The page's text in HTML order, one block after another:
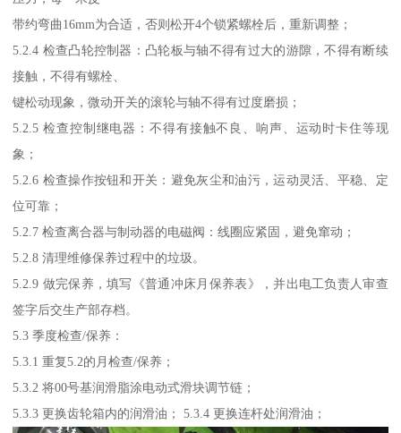
带约弯曲16mm为合适，否则松开4个锁紧螺栓后，重新调整；
5.2.4 检查凸轮控制器：凸轮板与轴不得有过大的游隙，不得有断续
接触，不得有螺栓、
键松动现象，微动开关的滚轮与轴不得有过度磨损；
5.2.5 检查控制继电器：不得有接触不良、响声、运动时卡住等现
象；
5.2.6 检查操作按钮和开关：避免灰尘和油污，运动灵活、平稳、定
位可靠；
5.2.7 检查离合器与制动器的电磁阀：线圈应紧固，避免窜动；
5.2.8 清理维修保养过程中的垃圾。
5.2.9 做完保养，填写《普通冲床月保养表》，并出电工负责人审查
签字后交生产部存档。
5.3 季度检查/保养：
5.3.1 重复5.2的月检查/保养；
5.3.2 将00号基润滑脂涂电动式滑块调节链；
5.3.3 更换齿轮箱内的润滑油； 5.3.4 更换连杆处润滑油；